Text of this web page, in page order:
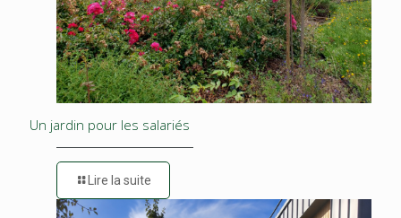
Un jardin pour les salariés
Lire la suite